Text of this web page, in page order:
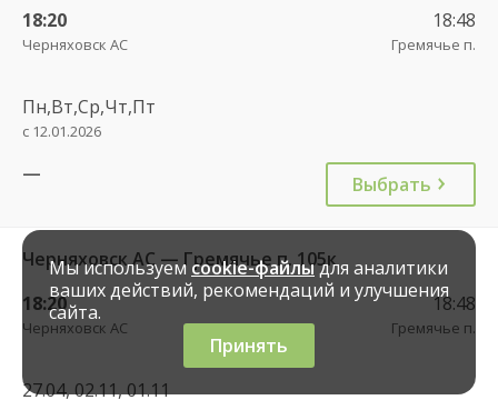
18:20
Черняховск АС
18:48
Гремячье п.
Пн,Вт,Ср,Чт,Пт
с 12.01.2026
— Выбрать
Черняховск АС — Гремячье п. 105к
18:20
Черняховск АС
18:48
Гремячье п.
27.04, 02.11, 01.11
Мы используем cookie-файлыдля аналитики
ваших действий, рекомендаций и улучшения
сайта.
Принять